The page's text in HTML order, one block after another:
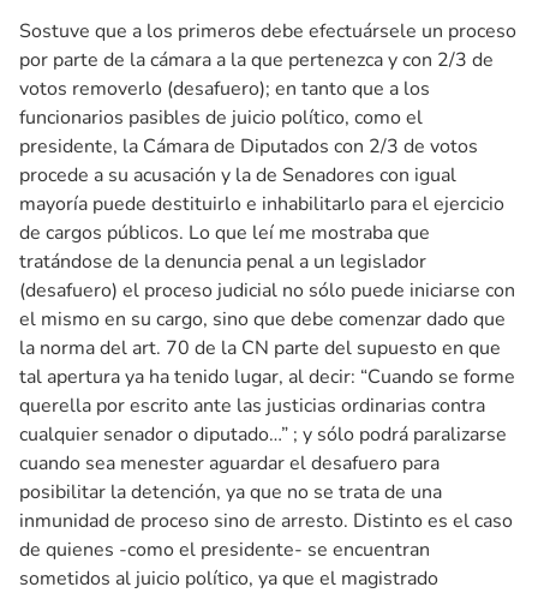
Sostuve que a los primeros debe efectuársele un proceso
por parte de la cámara a la que pertenezca y con 2/3 de
votos removerlo (desafuero); en tanto que a los
funcionarios pasibles de juicio político, como el
presidente, la Cámara de Diputados con 2/3 de votos
procede a su acusación y la de Senadores con igual
mayoría puede destituirlo e inhabilitarlo para el ejercicio
de cargos públicos. Lo que leí me mostraba que
tratándose de la denuncia penal a un legislador
(desafuero) el proceso judicial no sólo puede iniciarse con
el mismo en su cargo, sino que debe comenzar dado que
la norma del art. 70 de la CN parte del supuesto en que
tal apertura ya ha tenido lugar, al decir: “Cuando se forme
querella por escrito ante las justicias ordinarias contra
cualquier senador o diputado…” ; y sólo podrá paralizarse
cuando sea menester aguardar el desafuero para
posibilitar la detención, ya que no se trata de una
inmunidad de proceso sino de arresto. Distinto es el caso
de quienes -como el presidente- se encuentran
sometidos al juicio político, ya que el magistrado